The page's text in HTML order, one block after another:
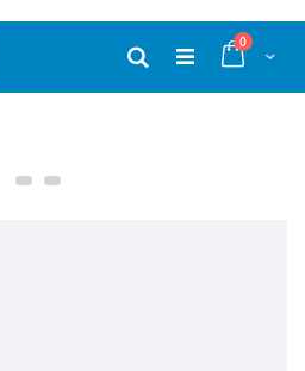
Cart
0producten
Zoek